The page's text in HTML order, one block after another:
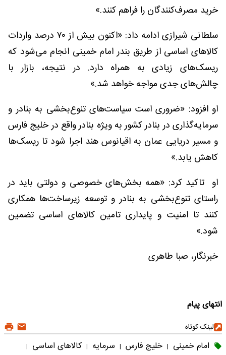
خرید مصرف‌کنندگان را فراهم کنند.»
سلطانی شیرازی ادامه داد: «اکنون بیش از ۷۰ درصد واردات
کالاهای اساسی از طریق بندر امام خمینی انجام می‌شود که
ریسک‌های زیادی به همراه دارد. در نتیجه، بازار با
چالش‌های جدی مواجه خواهد شد.»
او افزود: «ضروری است سیاست‌های تنوع‌بخشی به بنادر و
سرمایه‌گذاری در بنادر کشور به ویژه بنادر واقع در خلیج فارس
و مسیر دریایی عمان به اقیانوس هند اجرا شود تا ریسک‌ها
کاهش یابد.»
او تاکید کرد: «همه بخش‌های خصوصی و دولتی باید در
راستای تنوع‌بخشی به بنادر و توسعه زیرساخت‌ها همکاری
کنند تا امنیت و پایداری تامین کالاهای اساسی تضمین
شود.»
خبرنگار، صبا طاهری
انتهای پیام
لینک کوتاه
امام خمینی | خلیج فارس | سرمایه | کالاهای اساسی |